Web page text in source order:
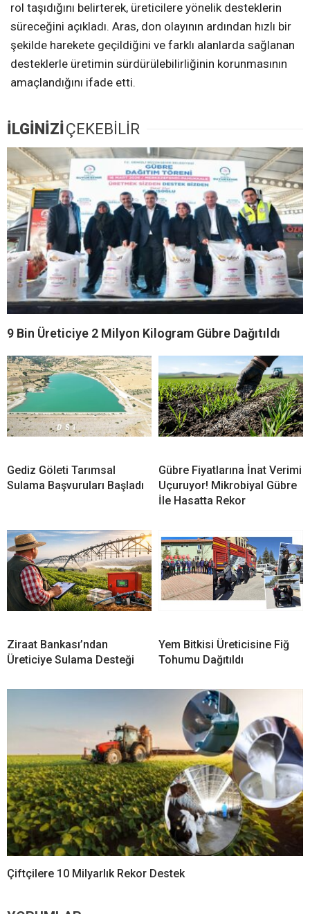
rol taşıdığını belirterek, üreticilere yönelik desteklerin
süreceğini açıkladı. Aras, don olayının ardından hızlı bir
şekilde harekete geçildiğini ve farklı alanlarda sağlanan
desteklerle üretimin sürdürülebilirliğinin korunmasının
amaçlandığını ifade etti.
İLGİNİZİÇEKEBİLİR
9 Bin Üreticiye 2 Milyon Kilogram Gübre Dağıtıldı
Gediz Göleti Tarımsal
Sulama Başvuruları Başladı
Gübre Fiyatlarına İnat Verimi
Uçuruyor! Mikrobiyal Gübre
İle Hasatta Rekor
Ziraat Bankası’ndan
Üreticiye Sulama Desteği
Yem Bitkisi Üreticisine Fiğ
Tohumu Dağıtıldı
Çiftçilere 10 Milyarlık Rekor Destek